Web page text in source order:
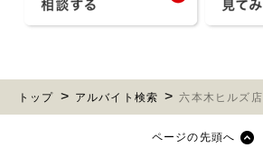
トップ アルバイト検索 六本木ヒルズ店
ページの先頭へ